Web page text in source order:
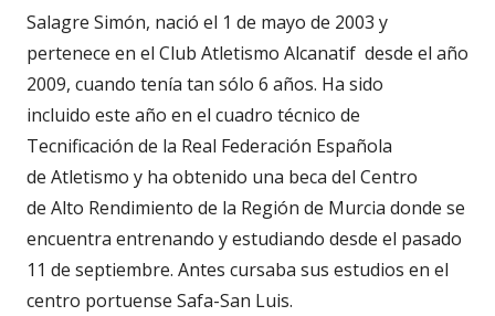
Salagre Simón, nació el 1 de mayo de 2003 y
pertenece en el Club Atletismo Alcanatif desde el año
2009, cuando tenía tan sólo 6 años. Ha sido
incluido este año en el cuadro técnico de
Tecnificación de la Real Federación Española
de Atletismo y ha obtenido una beca del Centro
de Alto Rendimiento de la Región de Murcia donde se
encuentra entrenando y estudiando desde el pasado
11 de septiembre. Antes cursaba sus estudios en el
centro portuense Safa-San Luis.